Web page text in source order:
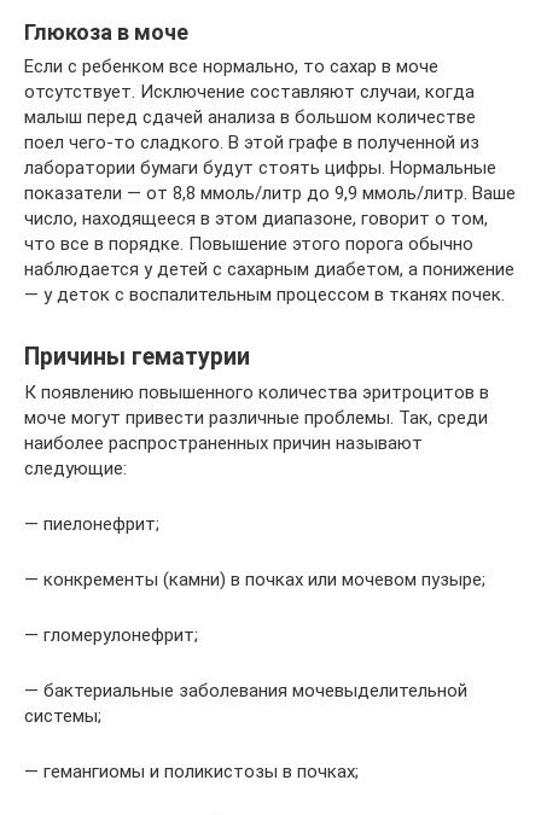
Глюкоза в моче
Если с ребенком все нормально, то сахар в моче
отсутствует. Исключение составляют случаи, когда
малыш перед сдачей анализа в большом количестве
поел чего-то сладкого. В этой графе в полученной из
лаборатории бумаги будут стоять цифры. Нормальные
показатели — от 8,8 ммоль/литр до 9,9 ммоль/литр. Ваше
число, находящееся в этом диапазоне, говорит о том,
что все в порядке. Повышение этого порога обычно
наблюдается у детей с сахарным диабетом, а понижение
— у деток с воспалительным процессом в тканях почек.
Причины гематурии
К появлению повышенного количества эритроцитов в
моче могут привести различные проблемы. Так, среди
наиболее распространенных причин называют
следующие:
— пиелонефрит;
— конкременты (камни) в почках или мочевом пузыре;
— гломерулонефрит;
— бактериальные заболевания мочевыделительной
системы;
— гемангиомы и поликистозы в почках;